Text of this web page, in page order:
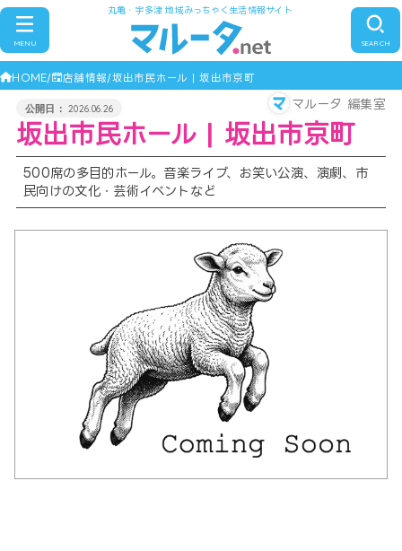
丸亀・宇多津 地域みっちゃく生活情報サイト
SEARCH
MENU
HOME 店舗情報 坂出市民ホール | 坂出市京町
2026.06.26 マルータ 編集室
坂出市民ホール | 坂出市京町
500席の多目的ホール。音楽ライブ、お笑い公演、演劇、市
民向けの文化・芸術イベントなど